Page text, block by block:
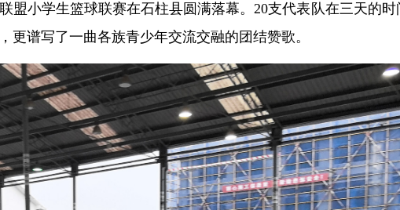
盟小学生篮球联赛在石柱县圆满落幕。20支代表队在三天的时
更谱写了一曲各族青少年交流交融的团结赞歌。